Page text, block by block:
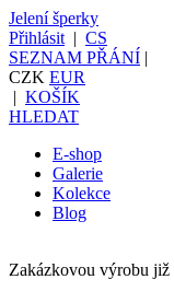
Jelení šperky
Přihlásit | CS
SEZNAM PŘÁNÍ |
CZK EUR
| KOŠÍK
HLEDAT
E-shop
Galerie
Kolekce
Blog
Zakázkovou výrobu již